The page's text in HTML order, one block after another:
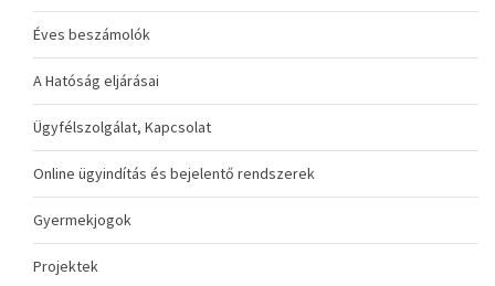
Éves beszámolók
A Hatóság eljárásai
Ügyfélszolgálat, Kapcsolat
Online ügyindítás és bejelentő rendszerek
Gyermekjogok
Projektek